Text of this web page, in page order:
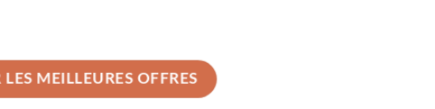
LES MEILLEURES OFFRES